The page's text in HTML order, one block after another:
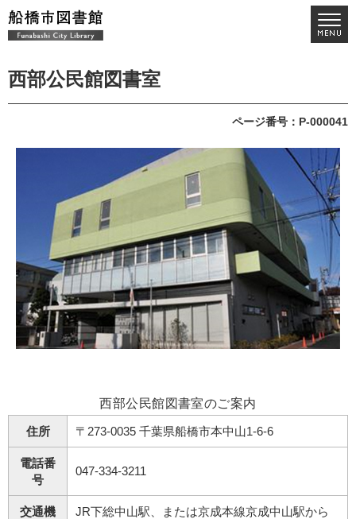
西部公民館図書室
ページ番号：P-000041
西部公民館図書室のご案内
住所 〒273-0035 千葉県船橋市本中山1-6-6
電話番
号
047-334-3211
交通機
JR下総中山駅、または京成本線京成中山駅から